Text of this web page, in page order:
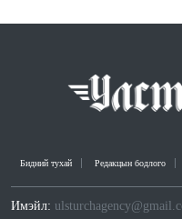
Бидний тухай Редакцын бодлого
Имэйл: